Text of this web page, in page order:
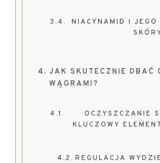
NIACYNAMID I JEGO
JAK SKUTECZNIE DBAĆ
WĄGRAMI?
OCZYSZCZANIE
KLUCZOWY
REGULACJA